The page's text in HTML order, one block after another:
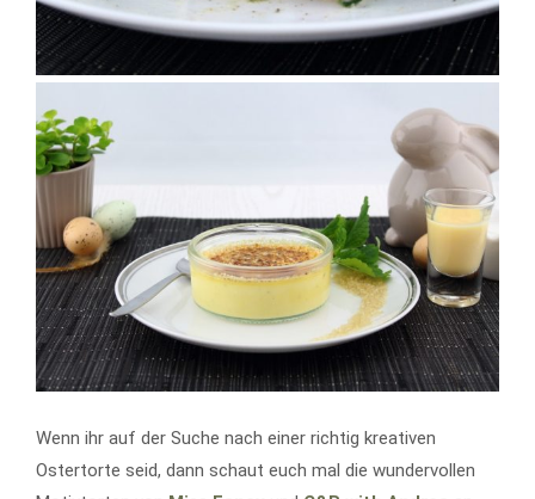
Wenn ihr auf der Suche nach einer richtig kreativen
Ostertorte seid, dann schaut euch mal die wundervollen